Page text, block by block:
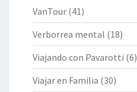
VanTour (41)
Verborrea mental (18)
Viajando con Pavarotti (6)
Viajar en Familia (30)